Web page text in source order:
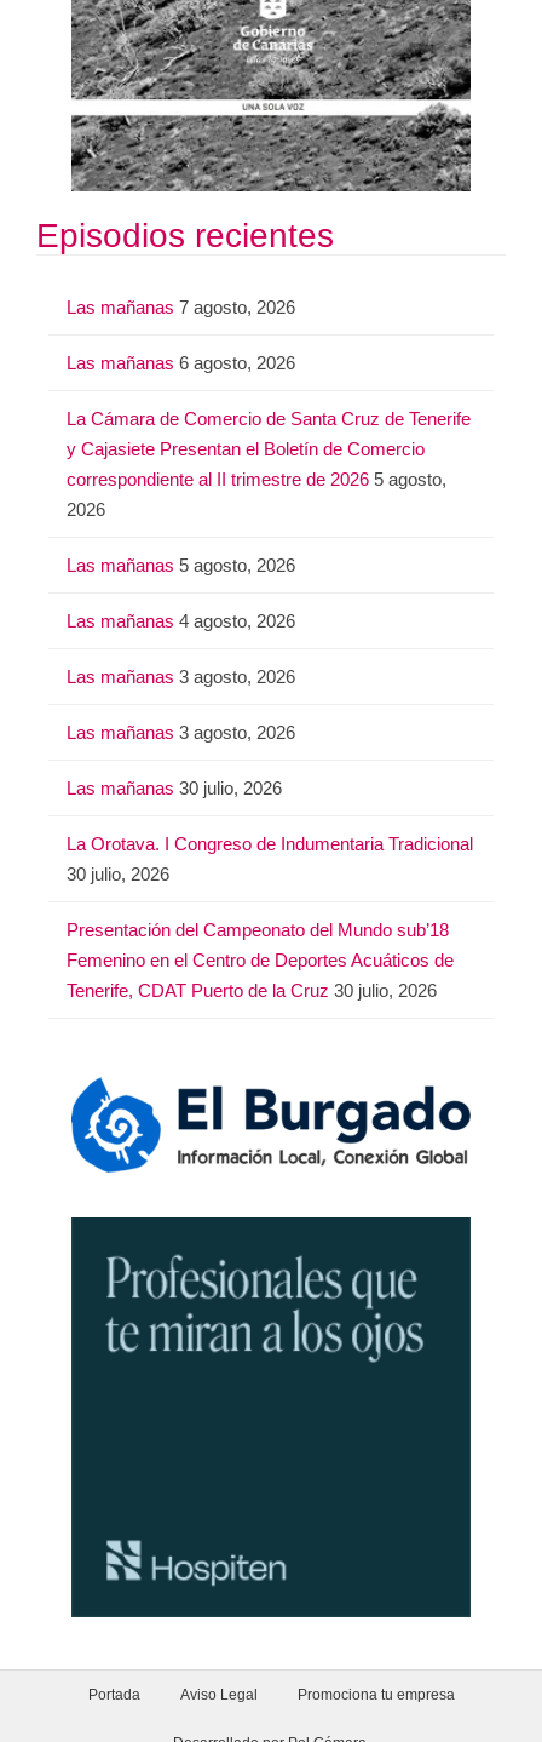
Episodios recientes
Las mañanas 7 agosto, 2026
Las mañanas 6 agosto, 2026
La Cámara de Comercio de Santa Cruz de Tenerife
y Cajasiete Presentan el Boletín de Comercio
correspondiente al II trimestre de 2026 5 agosto,
2026
Las mañanas 5 agosto, 2026
Las mañanas 4 agosto, 2026
Las mañanas 3 agosto, 2026
Las mañanas 3 agosto, 2026
Las mañanas 30 julio, 2026
La Orotava. I Congreso de Indumentaria Tradicional
30 julio, 2026
Presentación del Campeonato del Mundo sub’18
Femenino en el Centro de Deportes Acuáticos de
Tenerife, CDAT Puerto de la Cruz 30 julio, 2026
Portada Aviso Legal Promociona tu empresa